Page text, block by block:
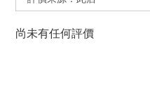
尚未有任何評價